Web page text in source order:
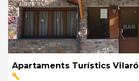
Apartaments Turístics Vilaró